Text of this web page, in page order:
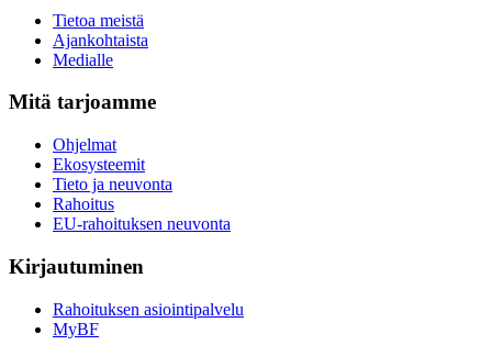
Tietoa meistä
Ajankohtaista
Medialle
Mitä tarjoamme
Ohjelmat
Ekosysteemit
Tieto ja neuvonta
Rahoitus
EU-rahoituksen neuvonta
Kirjautuminen
Rahoituksen asiointipalvelu
MyBF